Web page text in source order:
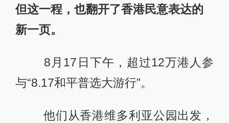
但这一程，也翻开了香港民意表达的
新一页。
8月17日下午，超过12万港人参
与“8.17和平普选大游行”。
他们从香港维多利亚公园出发，